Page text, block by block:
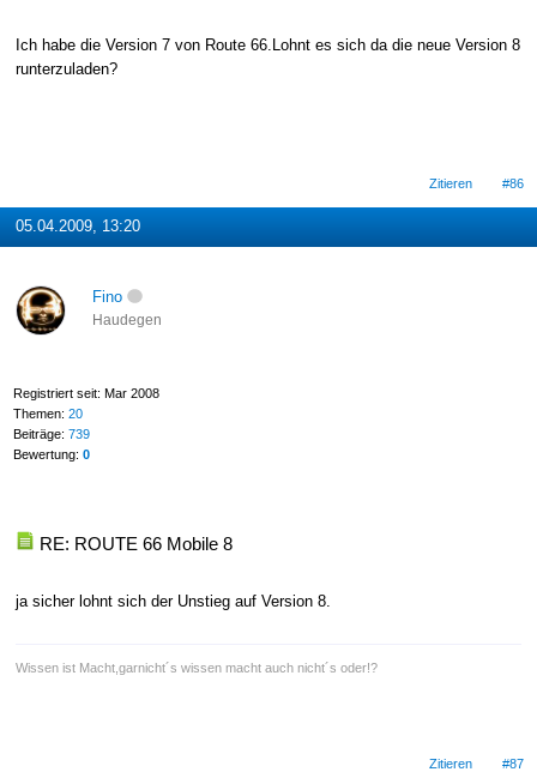
Ich habe die Version 7 von Route 66.Lohnt es sich da die neue Version 8
runterzuladen?
Zitieren #86
05.04.2009, 13:20
Fino
Haudegen
Registriert seit: Mar 2008
Themen: 20
Beiträge: 739
Bewertung: 0
RE: ROUTE 66 Mobile 8
ja sicher lohnt sich der Unstieg auf Version 8.
Wissen ist Macht,garnicht´s wissen macht auch nicht´s oder!?
Zitieren #87